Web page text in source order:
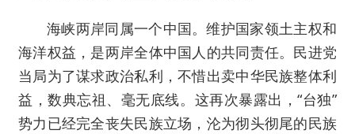
海峡两岸同属一个中国。维护国家领土主权和
海洋权益，是两岸全体中国人的共同责任。民进党
当局为了谋求政治私利，不惜出卖中华民族整体利
益，数典忘祖、毫无底线。这再次暴露出，“台独”
势力已经完全丧失民族立场，沦为彻头彻尾的民族